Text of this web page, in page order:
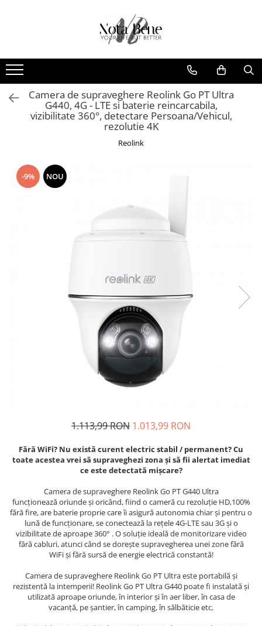
Camera de supraveghere
Conexiune 4G
Conexiune Wi-Fi
Conexiune PoE
Cu baterie
Unelte si aparate de masura
Nivele / Lasere
Telemetre
Teodolite
Accesorii
Sisteme de control al mașinilor
Camera de supraveghere Reolink Go PT Ultra
G440, 4G - LTE si baterie reincarcabila,
vizibilitate 360°, detectare Persoana/Vehicul,
rezolutie 4K
Reolink
-9% NOU
1.113,99 RON 1.013,99 RON
Fără WiFi? Nu există curent electric stabil / permanent? Cu
toate acestea vrei să supraveghezi zona și să fii alertat imediat
ce este detectată mișcare?
Camera de supraveghere Reolink Go PT G440 Ultra
funcționează oriunde și oricând, fiind o cameră cu rezoluție HD,100%
fără fire, are baterie proprie care îi asigură autonomia chiar și pentru o
lună de funcționare, se conectează la rețele 4G-LTE sau 3G și o
vizibilitate de aproape 360° . O soluție ideală de monitorizare video
fără cabluri, atunci când se dorește supravegherea unei zone fără
WiFi și fără sursă de energie electrică constantă!
Camera de supraveghere Reolink Go PT Ultra este portabilă și
rezistentă la intemperii! Reolink Go PT Ultra G440 poate fi instalată și
utilizată aproape oriunde, în interior și în aer liber, în casa de
vacanță, pe șantier, în camping, în sălbăticie etc.